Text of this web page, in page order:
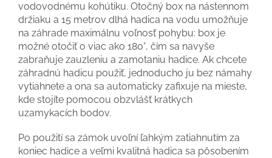
vodovodnému kohútiku. Otočný box na nástennom
držiaku a 15 metrov dlhá hadica na vodu umožňuje
na záhrade maximálnu voľnosť pohybu: box je
možné otočiť o viac ako 180°, čím sa navyše
zabraňuje zauzleniu a zamotaniu hadice. Ak chcete
záhradnú hadicu použiť, jednoducho ju bez námahy
vytiahnete a ona sa automaticky zafixuje na mieste,
kde stojíte pomocou obzvlášť krátkych
uzamykacích bodov.
Po použití sa zámok uvoľní ľahkým zatiahnutím za
koniec hadice a veľmi kvalitná hadica sa pôsobením